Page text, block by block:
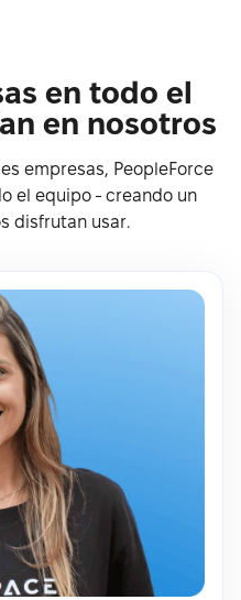
en todo el
en nosotros
empresas, PeopleForce
el equipo - creando un
disfrutan usar.